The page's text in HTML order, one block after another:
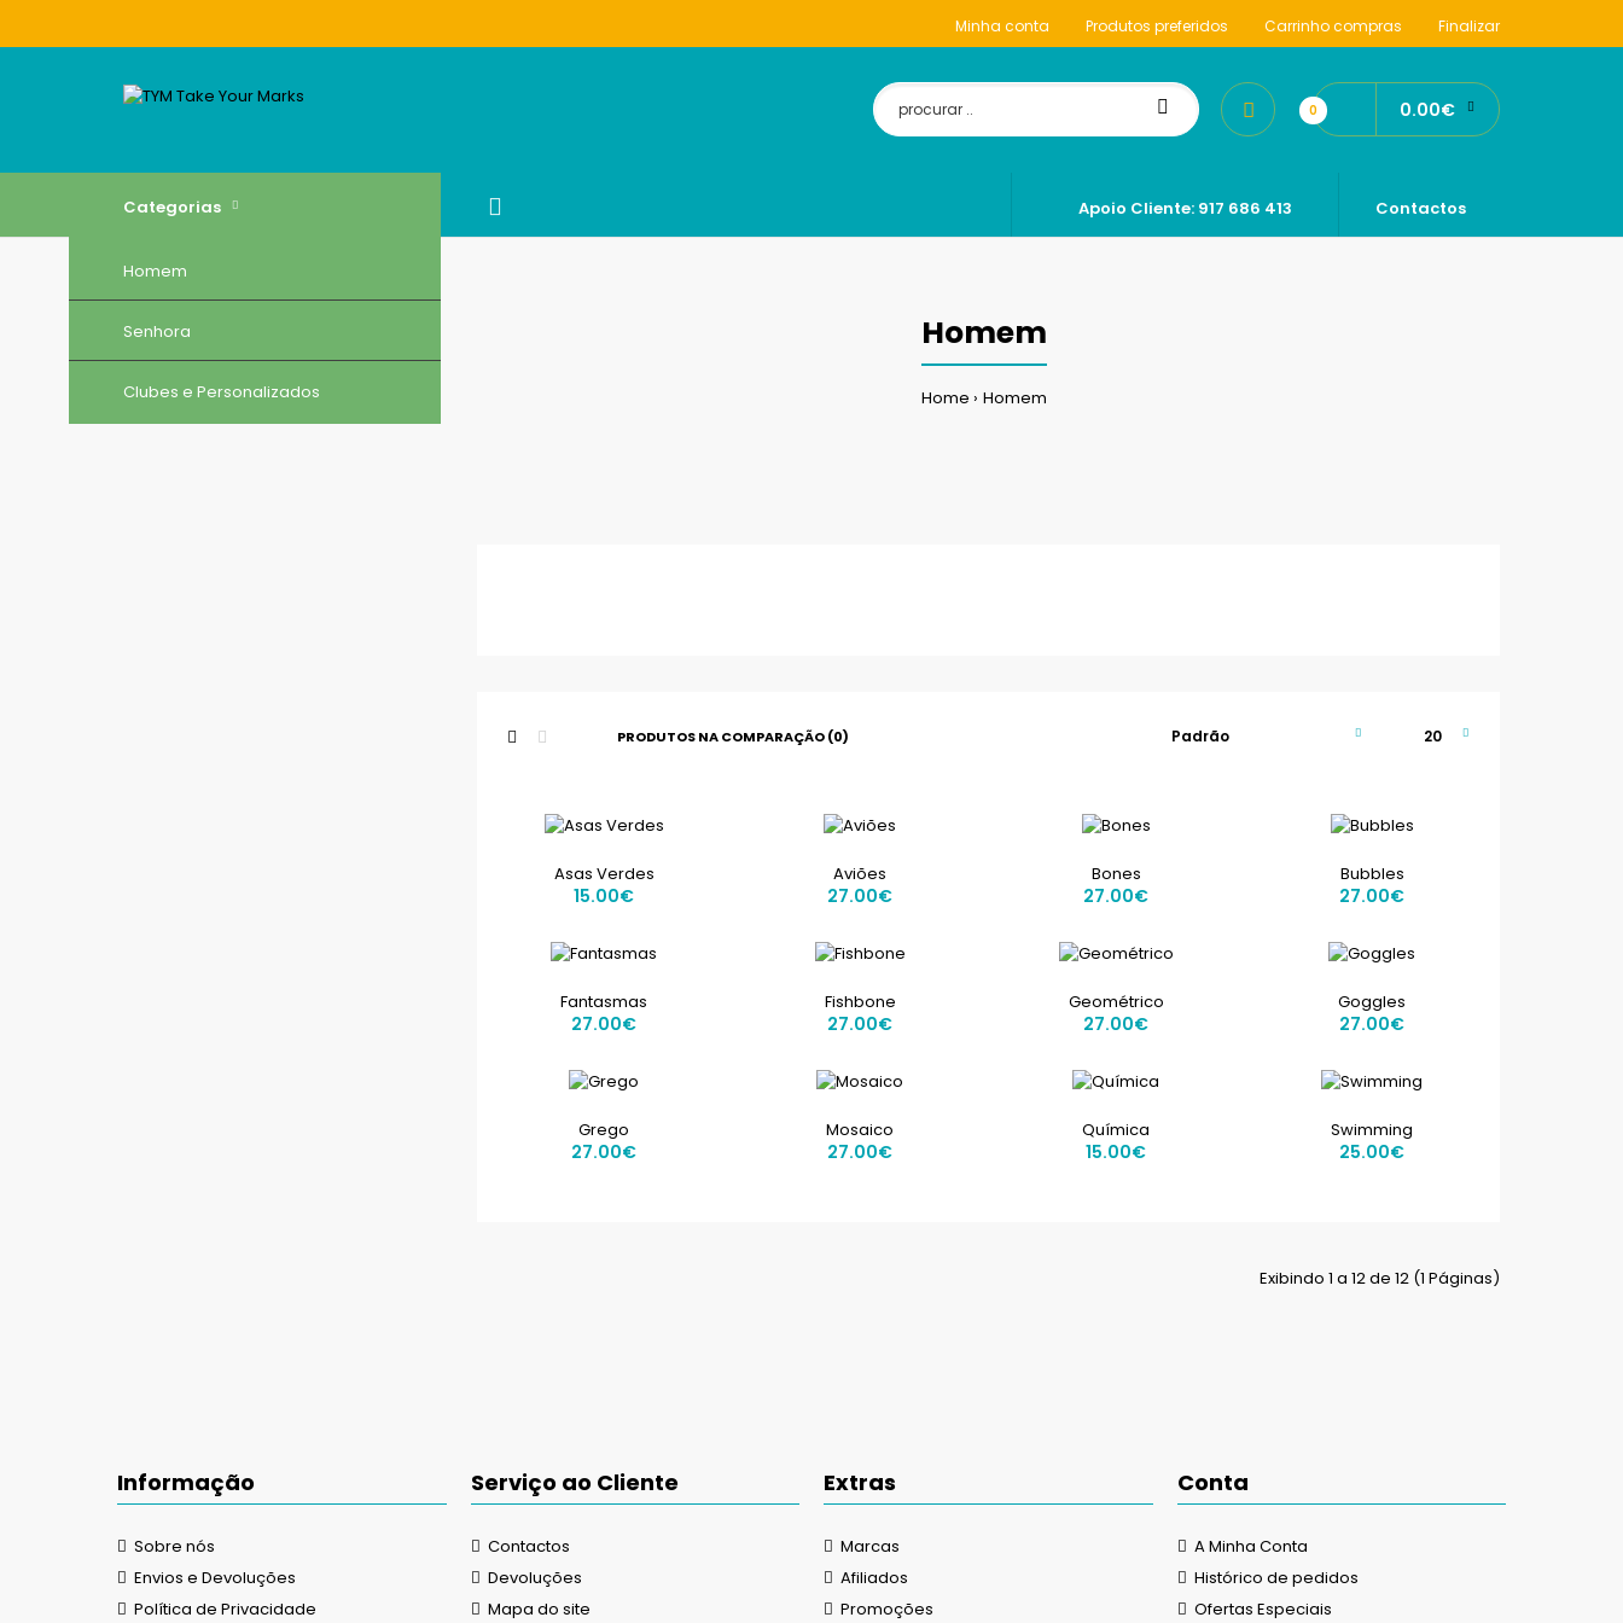
Minha conta Produtos preferidos Carrinho compras Finalizar
0 0.00€
Categorias
Homem
Senhora
Clubes e Personalizados
Contactos
Apoio Cliente: 917 686 413
Homem
Home Homem
PRODUTOS NA COMPARAÇÃO (0)
15.00€
Sunga em tons de verde, lembrando asas de
papagaio...
Aviões
Bubbles
27.00€
Asas Verdes
15.00€
Aviões
27.00€
Bones
27.00€
Bubbles
27.00€
Fantasmas
27.00€
Fishbone
27.00€
Geométrico
27.00€
Goggles
27.00€
Grego
27.00€
Mosaico
27.00€
Química
15.00€
Swimming
25.00€
Exibindo 1 a 12 de 12 (1 Páginas)
Informação
Sobre nós
Envios e Devoluções
Política de Privacidade
Serviço ao Cliente
Contactos
Devoluções
Mapa do site
Extras
Marcas
Afiliados
Promoções
Conta
A Minha Conta
Histórico de pedidos
Ofertas Especiais